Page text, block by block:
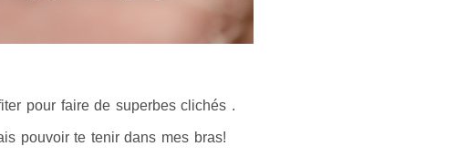
pour faire de superbes clichés .
pouvoir te tenir dans mes bras!